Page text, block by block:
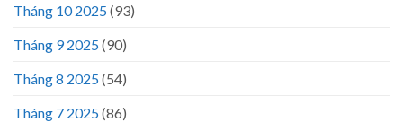
Tháng 10 2025(93)
Tháng 9 2025(90)
Tháng 8 2025(54)
Tháng 7 2025(86)